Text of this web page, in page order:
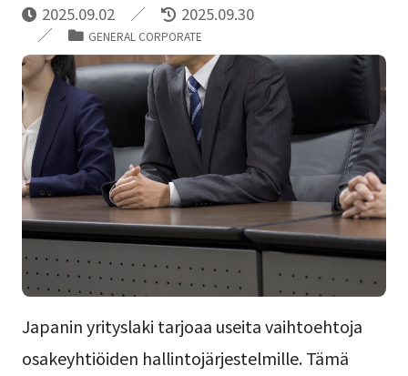
2025.09.02 2025.09.30
GENERAL CORPORATE
Japanin yrityslaki tarjoaa useita vaihtoehtoja
osakeyhtiöiden hallintojärjestelmille. Tämä